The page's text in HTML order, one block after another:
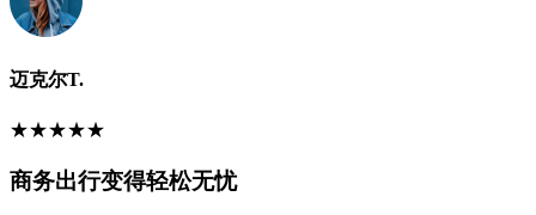
迈克尔T.
★★★★★
商务出行变得轻松无忧